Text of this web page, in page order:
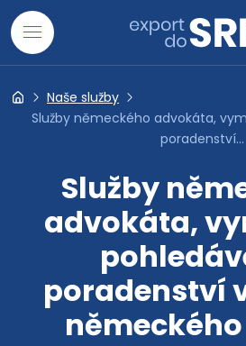
Přejít na obsah
Hledat
Export do SRN
Naše služby
Služby německého advokáta,
poradenství...
Služby
advokáta,
poradenství